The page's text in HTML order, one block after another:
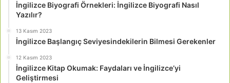
İngilizce Biyografi Örnekleri: İngilizce Biyografi Nasıl
Yazılır?
13 Kasım 2023
İngilizce Başlangıç Seviyesindekilerin Bilmesi Gerekenler
12 Kasım 2023
İngilizce Kitap Okumak: Faydaları ve İngilizce’yi
Geliştirmesi